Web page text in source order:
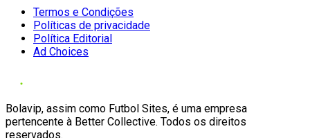
Termos e Condições
Políticas de privacidade
Política Editorial
Ad Choices
Bolavip, assim como Futbol Sites, é uma empresa
pertencente à Better Collective. Todos os direitos
reservados.